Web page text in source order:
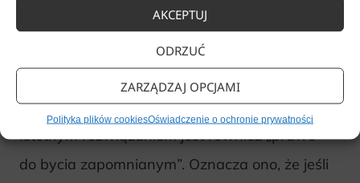
AKCEPTUJ
ODRZUĆ
ZARZĄDZAJ OPCJAMI
Polityka plików cookiesOświadczenie o ochronie prywatności
podpisaniem umowy, w takim przypadku nie są
one objęte ochroną przez pierwsze dwa lata
Istotnym rozwiązaniem jest również „prawo
do bycia zapomnianym”. Oznacza ono, że jeśli